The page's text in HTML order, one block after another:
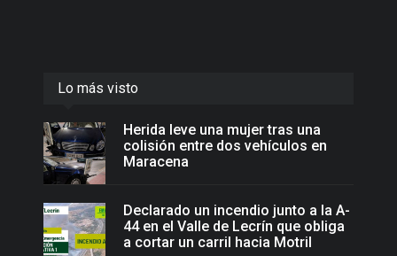
Lo más visto
Herida leve una mujer tras una
colisión entre dos vehículos en
Maracena
Declarado un incendio junto a la A-
44 en el Valle de Lecrín que obliga
a cortar un carril hacia Motril